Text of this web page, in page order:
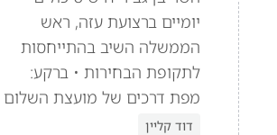
יומיים ברצועת עזה, ראש
הממשלה השיב בהתייחסות
לתקופת הבחירות • ברקע:
מפת דרכים של מועצת השלום
דוד קליין